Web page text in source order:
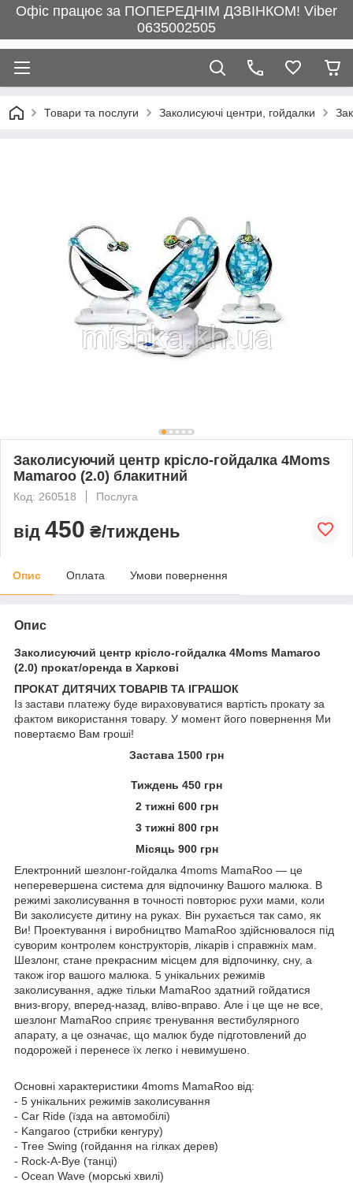
Офіс працює за ПОПЕРЕДНІМ ДЗВІНКОМ! Viber
0635002505
Товари та послуги Заколисуючі центри, гойдалки
Заколисуючий центр крісло-гойдалка 4Moms
Mamaroo (2.0) блакитний
Код: 260518 Послуга
від 450 ₴/тиждень
Опис Оплата Умови повернення
Опис
Заколисуючий центр крісло-гойдалка 4Moms Mamaroo
(2.0) прокат/оренда в Харкові
ПРОКАТ ДИТЯЧИХ ТОВАРІВ ТА ІГРАШОК
Із застави платежу буде вираховуватися вартість прокату за
фактом використання товару. У момент його повернення Ми
повертаємо Вам гроші!
Застава 1500 грн
Тиждень 450 грн
2 тижні 600 грн
3 тижні 800 грн
Місяць 900 грн
Електронний шезлонг-гойдалка 4moms MamaRoo — це
неперевершена система для відпочинку Вашого малюка. В
режимі заколисування в точності повторює рухи мами, коли
Ви заколисуєте дитину на руках. Він рухається так само, як
Ви! Проектування і виробництво MamaRoo здійснювалося під
суворим контролем конструкторів, лікарів і справжніх мам.
Шезлонг, стане прекрасним місцем для відпочинку, сну, а
також ігор вашого малюка. 5 унікальних режимів
заколисування, адже тільки MamaRoo здатний гойдатися
вниз-вгору, вперед-назад, вліво-вправо. Але і це ще не все,
шезлонг MamaRoo сприяє тренування вестибулярного
апарату, а це означає, що малюк буде підготовлений до
подорожей і перенесе їх легко і невимушено.
Основні характеристики 4moms MamaRoo від:
- 5 унікальних режимів заколисування
- Car Ride (їзда на автомобілі)
- Kangaroo (стрибки кенгуру)
- Tree Swing (гойдання на гілках дерев)
- Rock-A-Bye (танці)
- Ocean Wave (морські хвилі)